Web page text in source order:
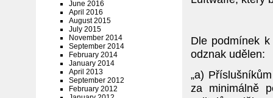
June 2016
April 2016
August 2015
July 2015
November 2014
September 2014
February 2014
January 2014
April 2013
September 2012
February 2012
Dle podmínek
odznak udělen:
„a)
za minimálně